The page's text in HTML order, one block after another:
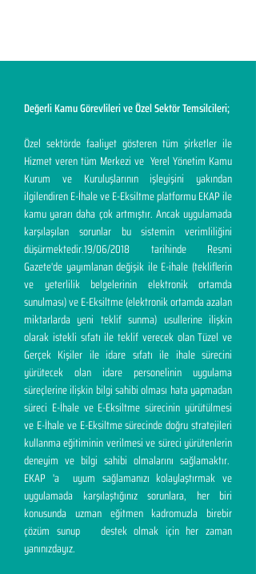
Değerli Kamu Görevlileri ve Özel Sektör Temsilcileri;
Özel sektörde faaliyet gösteren tüm şirketler ile
Hizmet veren tüm Merkezi ve Yerel Yönetim Kamu
Kurum ve Kuruluşlarının işleyişini yakından
ilgilendiren E-İhale ve E-Eksiltme platformu EKAP ile
kamu yararı daha çok artmıştır. Ancak uygulamada
karşılaşılan sorunlar bu sistemin verimliliğini
düşürmektedir.19/06/2018 tarihinde Resmi
Gazete'de yayımlanan değişik ile E-ihale (tekliflerin
ve yeterlilik belgelerinin elektronik ortamda
sunulması) ve E-Eksiltme (elektronik ortamda azalan
miktarlarda yeni teklif sunma) usullerine ilişkin
olarak istekli sıfatı ile teklif verecek olan Tüzel ve
Gerçek Kişiler ile idare sıfatı ile ihale sürecini
yürütecek olan idare personelinin uygulama
süreçlerine ilişkin bilgi sahibi olması hata yapmadan
süreci E-İhale ve E-Eksiltme sürecinin yürütülmesi
ve E-İhale ve E-Eksiltme sürecinde doğru stratejileri
kullanma eğitiminin verilmesi ve süreci yürütenlerin
deneyim ve bilgi sahibi olmalarını sağlamaktır.
EKAP 'a uyum sağlamanızı kolaylaştırmak ve
uygulamada karşılaştığınız sorunlara, her biri
konusunda uzman eğitmen kadromuzla birebir
çözüm sunup destek olmak için her zaman
yanınızdayız.